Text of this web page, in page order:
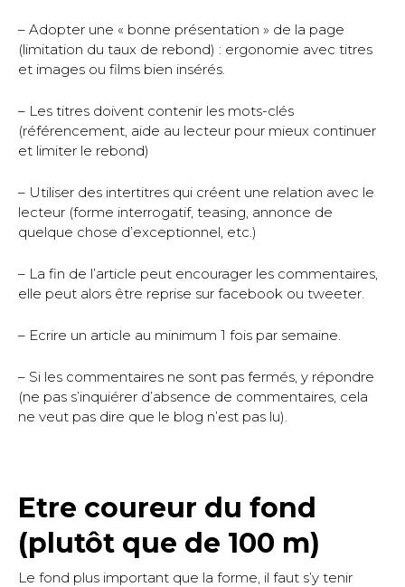
– Adopter une « bonne présentation » de la page
(limitation du taux de rebond) : ergonomie avec titres
et images ou films bien insérés.
– Les titres doivent contenir les mots-clés
(référencement, aide au lecteur pour mieux continuer
et limiter le rebond)
– Utiliser des intertitres qui créent une relation avec le
lecteur (forme interrogatif, teasing, annonce de
quelque chose d’exceptionnel, etc.)
– La fin de l’article peut encourager les commentaires,
elle peut alors être reprise sur facebook ou tweeter.
– Ecrire un article au minimum 1 fois par semaine.
– Si les commentaires ne sont pas fermés, y répondre
(ne pas s’inquiérer d’absence de commentaires, cela
ne veut pas dire que le blog n’est pas lu).
Etre coureur du fond
(plutôt que de 100 m)
Le fond plus important que la forme, il faut s’y tenir